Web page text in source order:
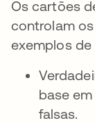
Os cartões
controlam
exemplos
base
falsas.